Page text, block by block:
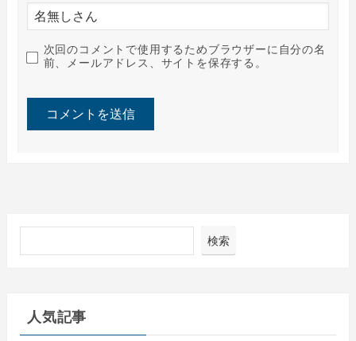
次回のコメントで使用するためブラウザーに自分の名
前、メールアドレス、サイトを保存する。
検索
人気記事